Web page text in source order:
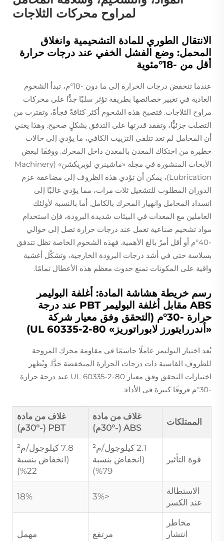
لمراوح محركات الثلاجات
الانتقال الطوري للمادة التشحيمية وانغلاق
المحمل: وضع الفشل الخفي عند درجات حرارة
أقل من -18°مئوية
عندما تنخفض درجات الحرارة إلى ما دون -18°م، تبدأ الشحوم
العادية في تغيير خصائصها بطريقة تؤثر سلبًا جدًّا على محركات
مراوح الثلاجات. فتصبح هذه الشحوم أكثر كثافةً فجأةً، وتقترب من
التصلب جزئيًّا، وتفقد قدرتها على التدفق بشكلٍ صحيح. وهذا يعني
أن المحامل لم تعد تتلقى التزييت الكافي، ما يؤدي إلى حالات
خطيرة من احتكاك المعدن بالمعدن داخل المحرك. ووفقًا لبعض
الأبحاث المنشورة في مجلة «ماشينري لوبريكشن» (Machinery
Lubrication)، يمكن أن تؤدي هذه الظروف إلى مضاعفة عزم
الدوران المطلوب للتشغيل ثلاث مرات، مما يؤدي غالبًا إلى
انسداد المحامل وانهيار المحرك بالكامل. أما بالنسبة لأولئك
العاملين مع المعدات في البيئات شديدة البرودة، فإن استخدام
مواد تشحيم صناعية تعمل عند درجات حرارة تصل إلى حوالي
-40°م أو أقل أمرٌ بالغ الأهمية. فهذه الشحوم الخاصة تظل تتدفق
بسلاسة حتى في أشد درجات البرودة الخارجية، وتشكّل أغشية
واقية على المكونات تمنع حدوث معظم هذه الأعطال تمامًا.
رسم خريطة هشاشة المادة: أغلفة البوليمر
ABS مقابل أغلفة البوليمر PBT عند درجة
حرارة -30°م (التحقق وفق معيار شركة
«أندررايتورز لابوراتوريز» UL 60335-2-80)
يُعد اختيار البوليمر عاملًا حاسمًا في مقاومة محرك المروحة
للظروف القاسية ذات درجات الحرارة المنخفضة جدًّا. وتُظهر
اختبارات التحقق وفق معيار UL 60335-2-80 عند درجة حرارة
-30°م فروقًا كبيرة في الأداء:
الممتلكات
غلاف من مادة
ABS (-30°م)
غلاف من مادة
PBT (-30°م)
قوة التأثير
2.1 كيلوجول/م²
(انخفاض بنسبة
79%)
7.8 كيلوجول/م²
(انخفاض بنسبة
22%)
الاستطالة
عند الكسر
<3%
18%
مخاطر
انتشار
مرتفع مهمل